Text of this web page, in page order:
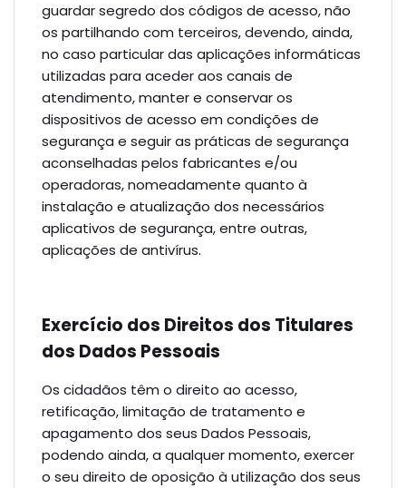
guardar segredo dos códigos de acesso, não
os partilhando com terceiros, devendo, ainda,
no caso particular das aplicações informáticas
utilizadas para aceder aos canais de
atendimento, manter e conservar os
dispositivos de acesso em condições de
segurança e seguir as práticas de segurança
aconselhadas pelos fabricantes e/ou
operadoras, nomeadamente quanto à
instalação e atualização dos necessários
aplicativos de segurança, entre outras,
aplicações de antivírus.
Exercício dos Direitos dos Titulares
dos Dados Pessoais
Os cidadãos têm o direito ao acesso,
retificação, limitação de tratamento e
apagamento dos seus Dados Pessoais,
podendo ainda, a qualquer momento, exercer
o seu direito de oposição à utilização dos seus